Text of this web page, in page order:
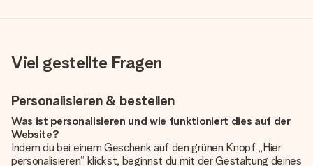
Viel gestellte Fragen
Personalisieren & bestellen
Was ist personalisieren und wie funktioniert dies auf der
Website?
Indem du bei einem Geschenk auf den grünen Knopf „Hier
personalisieren“ klickst, beginnst du mit der Gestaltung deines